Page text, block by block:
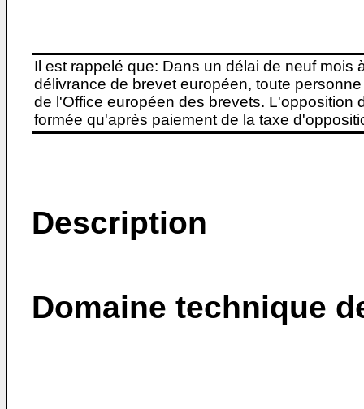
Il est rappelé que: Dans un délai de neuf
délivrance de brevet européen, toute
de l'Office européen des brevets. L'opposition
formée qu'après paiement de la taxe
Description
Domaine technique